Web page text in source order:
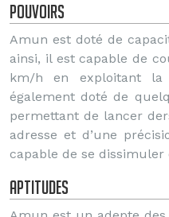
Pouvoirs
Amun est doté de
ainsi, il est capable de
km/h en exploitant
également doté de
permettant de lancer
adresse et d’une
capable de se dissimuler
Aptitudes